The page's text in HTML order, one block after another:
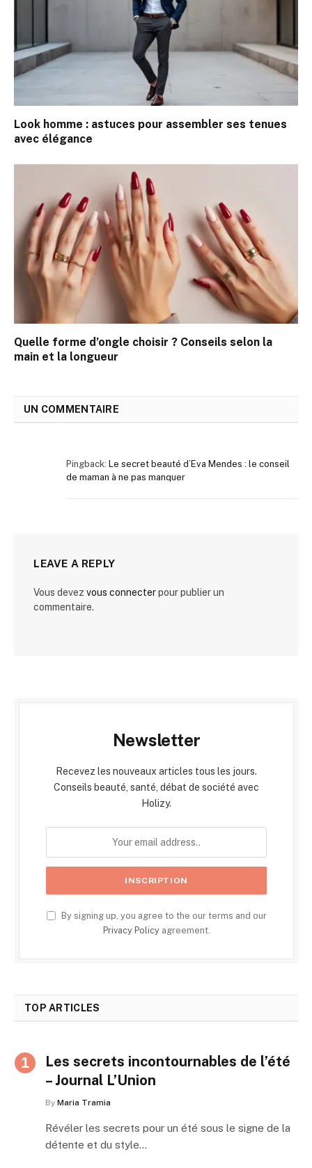
Look homme : astuces pour assembler ses tenues
avec élégance
Quelle forme d’ongle choisir ? Conseils selon la
main et la longueur
UN COMMENTAIRE
Pingback: Le secret beauté d’Eva Mendes : le conseil
de maman à ne pas manquer
LEAVE A REPLY
Vous devez vous connecterpour publier un
commentaire.
Newsletter
Recevez les nouveaux articles tous les jours.
Conseils beauté, santé, débat de société avec
Holizy.
By signing up, you agree to the our terms and our
Privacy Policyagreement.
TOP ARTICLES
Les secrets incontournables de l’été
– Journal L’Union
By Maria Tramia
Révéler les secrets pour un été sous le signe de la
détente et du style…